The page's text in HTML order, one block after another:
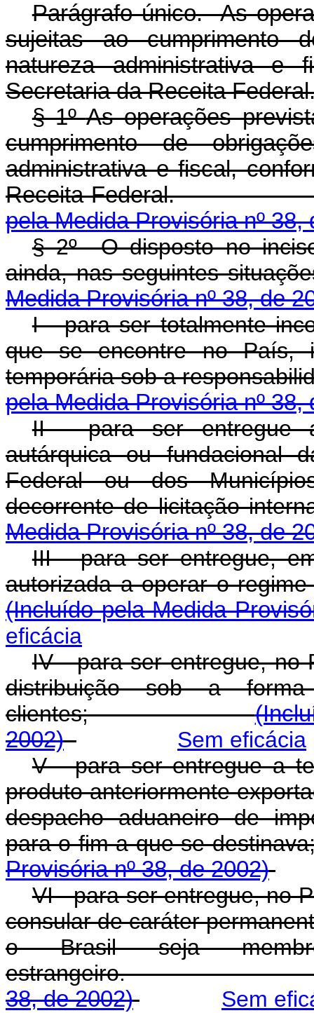
Parágrafo único. As
sujeitas ao cumprimento
natureza administrativa e
Secretaria da Receita
§ 1ºAs operações
cumprimento de
administrativa e fiscal,
Receita
pela Medida Provisória nº 38,
§ 2º O disposto no
ainda, nas
Medida Provisória nº 38, de
I - para ser totalmente
que se encontre no País,
temporária sob a
pela Medida Provisória nº 38,
II - para ser entregue
autárquica ou fundacional
Federal ou dos
decorrente de
Medida Provisória nº 38, de
III - para ser entregue,
autorizada a operar o
(Incluído pela Medida
eficácia
IV - para ser entregue, no
distribuição sob a
clientes;
2002)
Sem eficácia
V - para ser entregue a
produto anteriormente
despacho aduaneiro de
para o fim a que se
Provisória nº 38, de 2002)
VI - para ser entregue, no
consular de caráter
o Brasil seja
38, de 2002)
Sem